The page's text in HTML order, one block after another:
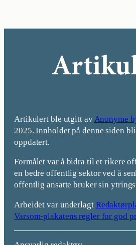
Artikulert ble utgitt avAnonyme
2025. Innholdet på denne siden
oppdatert.
Formålet var å bidra til et rikere
en bedre offentlig sektor ved å
offentlig ansatte bruker sin
Arbeidet var underlagt
Varsom-plakatens regler for god